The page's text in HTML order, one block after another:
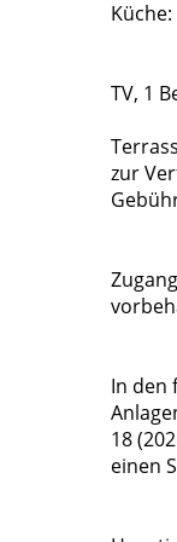
TV, 1
zur
In den
18
einen